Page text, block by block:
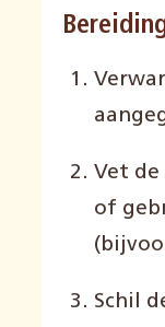
Vet
of
Schil